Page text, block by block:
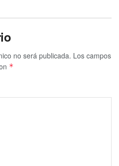
no será publicada. Los campos
*